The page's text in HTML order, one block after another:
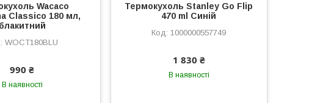
Wacaco
Classico 180 мл,
блакитний
WOCT180BLU
990 ₴
В наявності
Термокухоль Stanley Go Flip
470 ml Синій
1000000557749
1 830 ₴
В наявності